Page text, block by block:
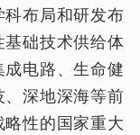
布局和研发布
础技术供给体
电路、生命健
深地深海等前
性的国家重大